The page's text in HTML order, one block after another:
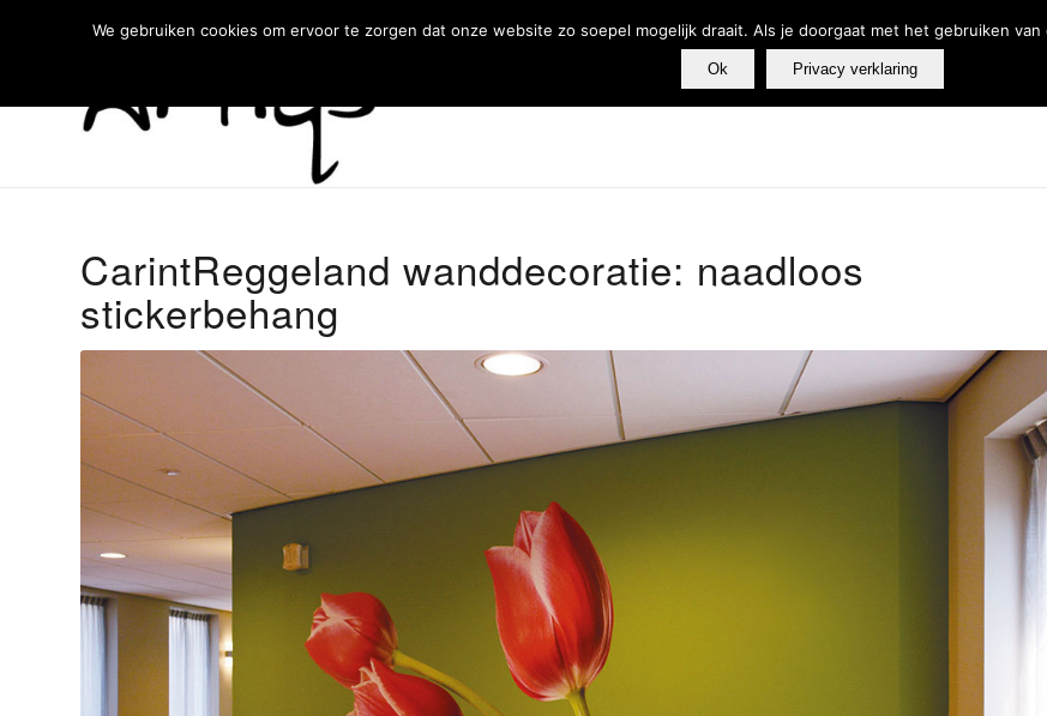
Fysiotherapie Webshop Producten en diensten
CarintReggeland wanddecoratie: naadloos
stickerbehang
We gebruiken cookies om ervoor te zorgen dat onze website zo soepel mogelijk draait. Als je doorgaat met het gebruiken
Ok Privacy verklaring